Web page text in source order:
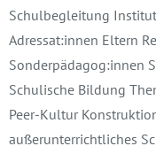
Schulbegleitung
Adressat:innen Eltern
Sonderpädagog:innen
Schulische Bildung
Peer-Kultur
außerunterrichtliches